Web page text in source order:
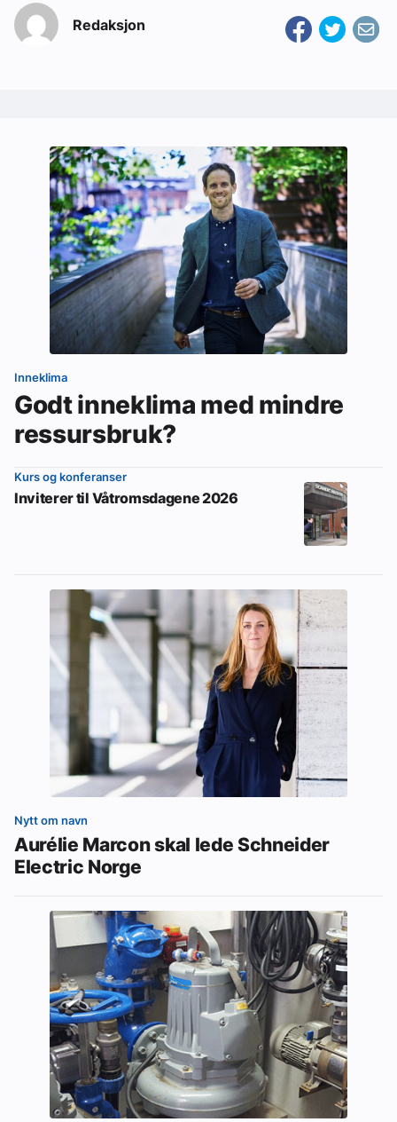
Redaksjon
Inneklima
Godt inneklima med mindre
ressursbruk?
Kurs og konferanser
Inviterer til Våtromsdagene 2026
Nytt om navn
Aurélie Marcon skal lede Schneider
Electric Norge